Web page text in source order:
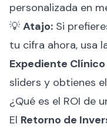
personalizada en
💡 Atajo: Si
tu cifra ahora, usa
Expediente
sliders y obtienes
¿Qué es el ROI de
El Retorno de